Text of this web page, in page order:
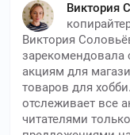
Виктория
Виктория
зарекомендовала
акциям для
товаров для
отслеживает все
читателями